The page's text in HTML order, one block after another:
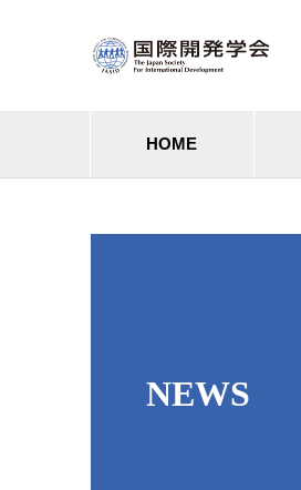
HOME
NEWS